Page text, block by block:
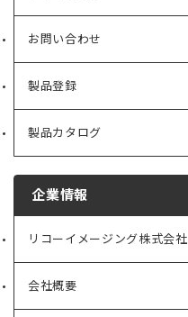
お問い合わせ
製品登録
製品カタログ
企業情報
リコーイメージング株式会社
（新
タ
ブ
会社概要
（新